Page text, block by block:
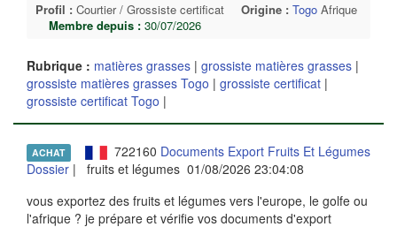
Profil : Courtier / Grossiste certificat Origine : Togo Afrique
Membre depuis : 30/07/2026
Rubrique : matières grasses | grossiste matières grasses |
grossiste matières grasses Togo | grossiste certificat |
grossiste certificat Togo |
ACHAT 722160 Documents Export Fruits Et Légumes
Dossier | fruits et légumes 01/08/2026 23:04:08
vous exportez des fruits et légumes vers l'europe, le golfe ou
l'afrique ? je prépare et vérifie vos documents d'export